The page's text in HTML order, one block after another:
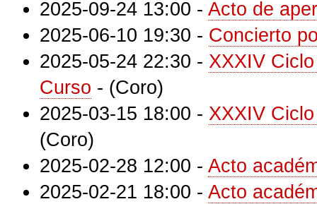
2025-09-24 13:00 - Acto de
2025-06-10 19:30 - Concierto
2025-05-24 22:30 - XXXIV
Curso - (Coro)
2025-03-15 18:00 - XXXIV
(Coro)
2025-02-28 12:00 - Acto
2025-02-21 18:00 - Acto